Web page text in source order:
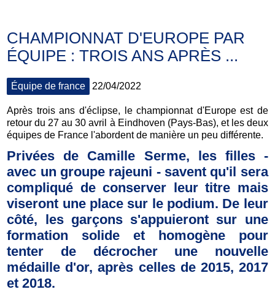
CHAMPIONNAT D'EUROPE PAR
ÉQUIPE : TROIS ANS APRÈS ...
Équipe de france 22/04/2022
Après trois ans d'éclipse, le championnat d'Europe est de
retour du 27 au 30 avril à Eindhoven (Pays-Bas), et les deux
équipes de France l'abordent de manière un peu différente.
Privées de Camille Serme, les filles -
avec un groupe rajeuni - savent qu'il sera
compliqué de conserver leur titre mais
viseront une place sur le podium. De leur
côté, les garçons s'appuieront sur une
formation solide et homogène pour
tenter de décrocher une nouvelle
médaille d'or, après celles de 2015, 2017
et 2018.